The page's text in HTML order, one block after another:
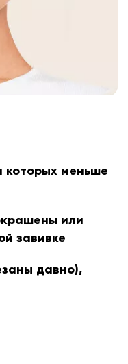
которых меньше
или
завивке
давно),